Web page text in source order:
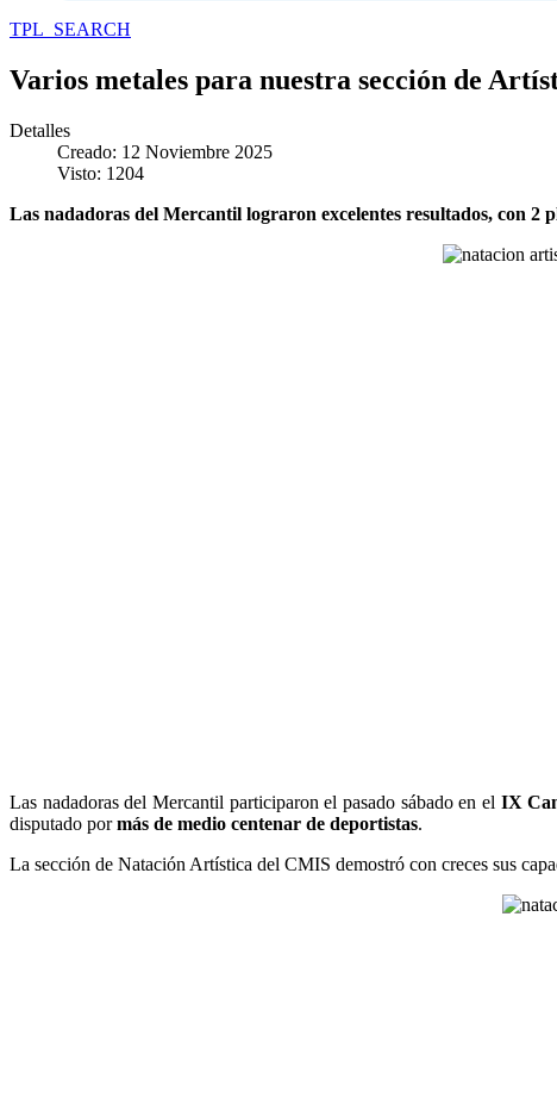
TPL_SEARCH
Varios metales para nuestra sección de
Detalles
Creado: 12 Noviembre 2025
Visto: 1204
Las nadadoras del Mercantil lograron excelentes resultados, con 2
Las nadadoras del Mercantil participaron el pasado sábado en el IX
disputado pormás de medio centenar de deportistas.
La sección de Natación Artística del CMIS demostró con creces sus